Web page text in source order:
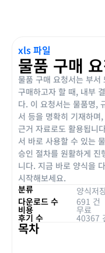
xls 파일
물품 구매
물품 구매 요청서는 부서
구매하고자 할 때, 내부
다. 이 요청서는 물품명,
서 등을 명확히 기재하
근거 자료로도 활용됩니
서 바로 사용할 수 있는
승인 절차를 원활하게 진
니다. 지금 바로 양식을
시작해보세요.
분류
양식저
다운로드 수
691 건
비용 무료
후기 수 40367
목차